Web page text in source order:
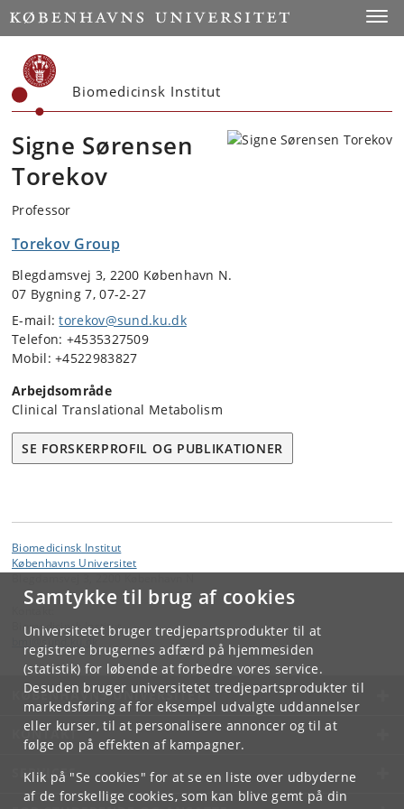
Samtykke til brug af cookies
Universitetet bruger tredjepartsprodukter til at
registrere brugernes adfærd på hjemmesiden
(statistik) for løbende at forbedre vores service.
Desuden bruger universitetet tredjepartsprodukter til
markedsføring af for eksempel udvalgte uddannelser
eller kurser, til at personalisere annoncer og til at
følge op på effekten af kampagner.
Klik på "Se cookies" for at se en liste over udbyderne
af de forskellige cookies, som kan blive gemt på din
Start
Biomedicinsk Institut
Signe Sørensen
Torekov
Professor
Torekov Group
Blegdamsvej 3, 2200 København N.
07 Bygning 7, 07-2-27
E-mail:torekov@sund.ku.dk
Telefon: +4535327509
Mobil: +4522983827
Arbejdsområde
Clinical Translational Metabolism
SE FORSKERPROFIL OG PUBLIKATIONER
Biomedicinsk Institut
Københavns Universitet
Biomedicinsk Institut
KØBENHAVNS UNIVERSITET
KONTAKT
SERVICES